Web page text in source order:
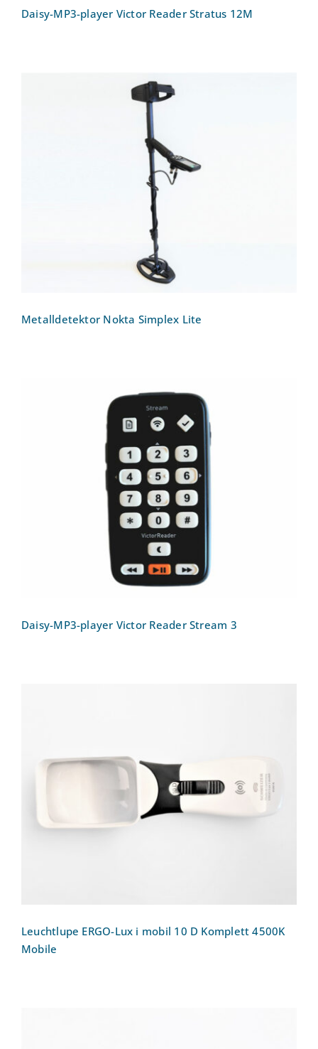
Daisy-MP3-player Victor Reader Stratus 12M
Metalldetektor Nokta Simplex Lite
Metalldetektor Nokta Simplex Lite
Daisy-MP3-player Victor Reader Stream
3
Daisy-MP3-player Victor Reader Stream 3
Leuchtlupe ERGO-Lux i mobil 10 D
Komplett 4500K Mobile
Leuchtlupe ERGO-Lux i mobil 10 D Komplett 4500K
Mobile